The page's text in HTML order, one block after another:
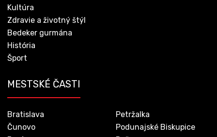
Kultúra
Zdravie a životný štýl
Bedeker gurmána
História
Šport
MESTSKÉ ČASTI
Bratislava
Čunovo
Petržalka
Podunajské Biskupice